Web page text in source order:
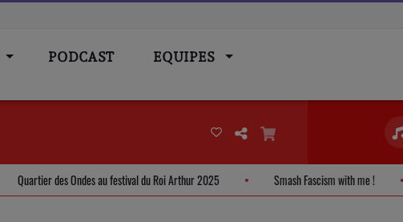
PODCAST EQUIPES
Quartier des Ondes au festival du Roi Arthur 2025 Smash Fascism with me !